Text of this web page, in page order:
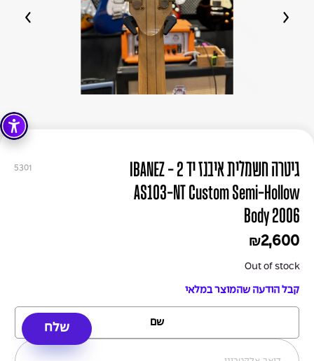
5301
גיטרה חשמלית איבנז יד 2 - IBANEZ
AS103-NT Custom Semi-Hollow
Body 2006
₪2,600
Out of stock
קבל הודעה שהמוצר במלאי